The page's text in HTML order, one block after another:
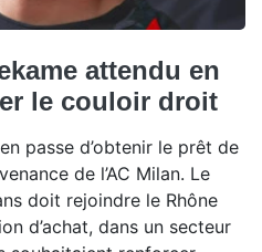
attendu en
le couloir droit
passe d’obtenir le prêt de
de l’AC Milan. Le
doit rejoindre le Rhône
d’achat, dans un secteur